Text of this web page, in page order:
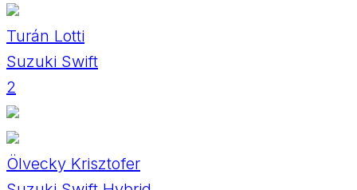
Turán Lotti
Suzuki Swift
2
Ölvecky Krisztofer